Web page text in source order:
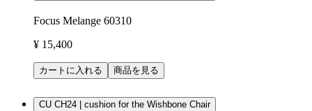
Focus Melange 60310
¥ 15,400
カートに入れる 商品を見る
CU CH24 | cushion for the Wishbone Chair